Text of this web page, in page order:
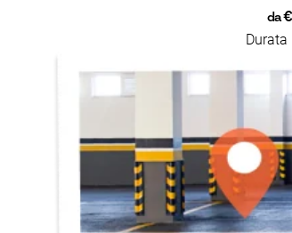
da€
Durata